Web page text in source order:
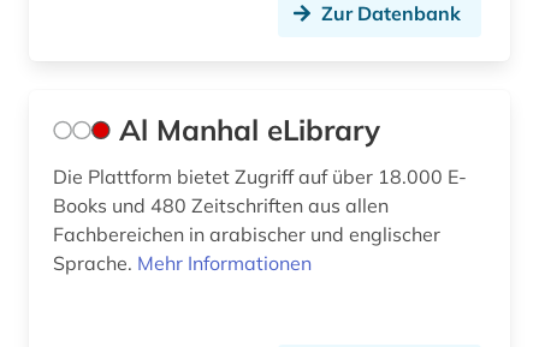
evangelische kirchengeschichte (1)
Zur Datenbank
Al Manhal eLibrary
Die Plattform bietet Zugriff auf über 18.000 E-
Books und 480 Zeitschriften aus allen
Fachbereichen in arabischer und englischer
Sprache. Mehr Informationen